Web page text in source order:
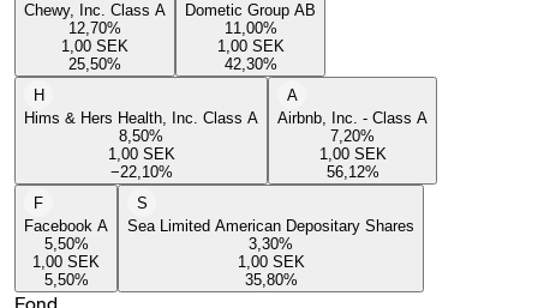
Chewy, Inc. Class A
12,70%
1,00 SEK
25,50%
Dometic Group AB
11,00%
1,00 SEK
42,30%
H
Hims & Hers Health, Inc. Class A
8,50%
1,00 SEK
−22,10%
A
Airbnb, Inc. - Class A
7,20%
1,00 SEK
56,12%
F
Facebook A
5,50%
1,00 SEK
5,50%
S
Sea Limited American Depositary Shares
3,30%
1,00 SEK
35,80%